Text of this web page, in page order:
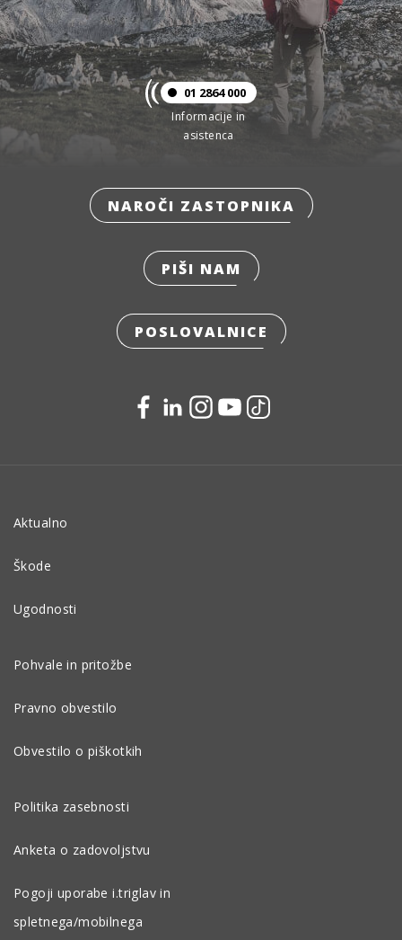
01 2864 000
Informacije in
asistenca
NAROČI ZASTOPNIKA
PIŠI NAM
POSLOVALNICE
Aktualno
Škode
Ugodnosti
Pohvale in pritožbe
Pravno obvestilo
Obvestilo o piškotkih
Politika zasebnosti
Anketa o zadovoljstvu
Pogoji uporabe i.triglav in
spletnega/mobilnega